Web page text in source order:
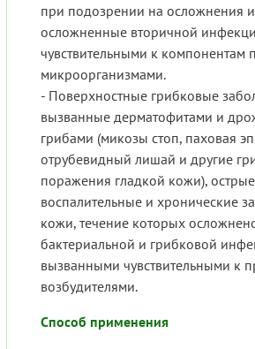
при подозрении на осложнения
осложненные вторичной
чувствительными к компонентам
микроорганизмами.
- Поверхностные грибковые
вызванные дерматофитами и
грибами (микозы стоп, паховая
отрубевидный лишай и другие
поражения гладкой кожи), острые
воспалительные и хронические
кожи, течение которых
бактериальной и грибковой
вызванными чувствительными к
возбудителями.
Способ применения